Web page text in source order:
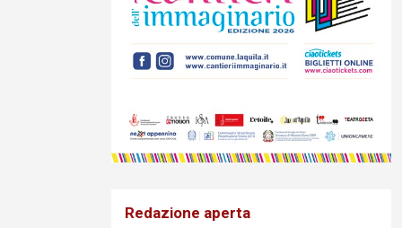
Redazione aperta